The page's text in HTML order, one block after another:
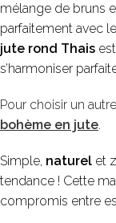
mélange de bruns
parfaitement avec
jute rond Thais
s’harmoniser
Pour choisir un
bohème en jute.
Simple, naturel et
tendance ! Cette
compromis entre